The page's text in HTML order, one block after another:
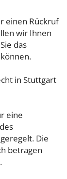
einen Rückruf
wir Ihnen
das
in Stuttgart
eine
Die
betragen